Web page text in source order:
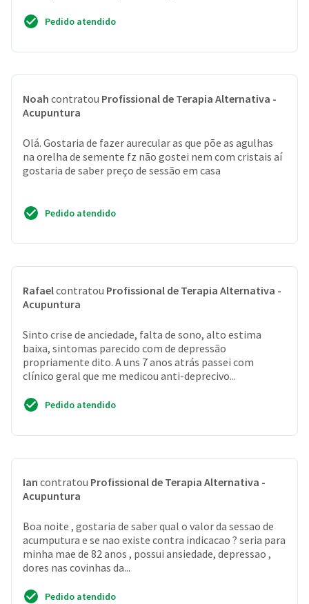
Pedido atendido
Noah contratou Profissional de Terapia Alternativa -
Acupuntura
Olá. Gostaria de fazer aurecular as que põe as agulhas
na orelha de semente fz não gostei nem com cristais aí
gostaria de saber preço de sessão em casa
Pedido atendido
Rafaelcontratou Profissional de Terapia Alternativa -
Acupuntura
Sinto crise de anciedade, falta de sono, alto estima
baixa, sintomas parecido com de depressão
propriamente dito. A uns 7 anos atrás passei com
clínico geral que me medicou anti-deprecivo...
Pedido atendido
Ian contratou Profissional de Terapia Alternativa -
Acupuntura
Boa noite , gostaria de saber qual o valor da sessao de
acumputura e se nao existe contra indicacao ? seria para
minha mae de 82 anos , possui ansiedade, depressao ,
dores nas covinhas da...
Pedido atendido